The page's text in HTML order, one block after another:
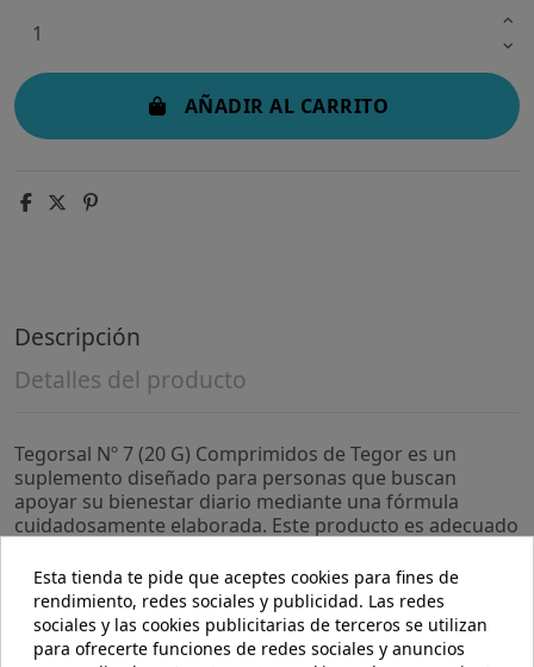
AÑADIR AL CARRITO
Descripción
Detalles del producto
Tegorsal Nº 7 (20 G) Comprimidos de Tegor es un
suplemento diseñado para personas que buscan
apoyar su bienestar diario mediante una fórmula
cuidadosamente elaborada. Este producto es adecuado
ingredientes seleccionados para contribuir a un
equilibrio general.
- Fórmula en comprimidos que facilita su dosificación y
Esta tienda te pide que aceptes cookies para fines de
rendimiento, redes sociales y publicidad. Las redes
sociales y las cookies publicitarias de terceros se utilizan
para ofrecerte funciones de redes sociales y anuncios